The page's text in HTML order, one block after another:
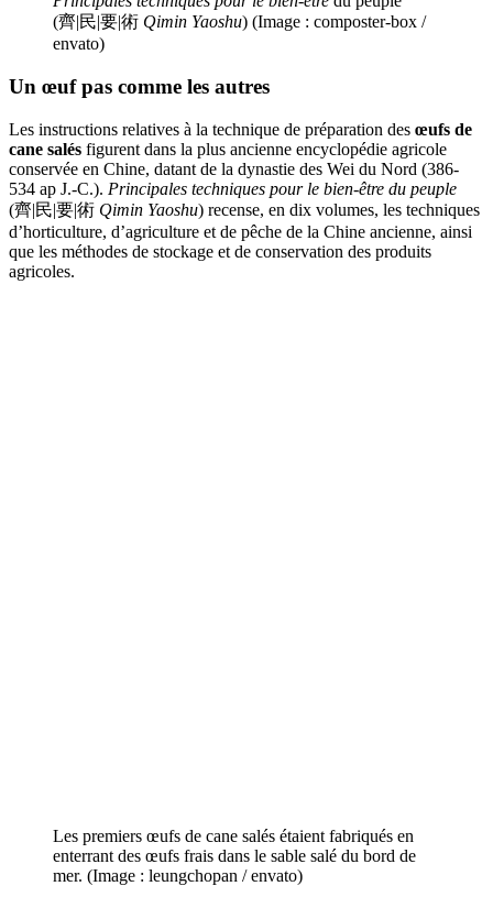
(齊|民|要|術 Qimin Yaoshu) (Image : composter-box /
envato)
Un œuf pas comme les autres
Les instructions relatives à la technique de préparation des œufs de
cane salés figurent dans la plus ancienne encyclopédie agricole
conservée en Chine, datant de la dynastie des Wei du Nord (386-
534 ap J.-C.). Principales techniques pour le bien-être du peuple
(齊|民|要|術 Qimin Yaoshu) recense, en dix volumes, les techniques
d’horticulture, d’agriculture et de pêche de la Chine ancienne, ainsi
que les méthodes de stockage et de conservation des produits
agricoles.
Les premiers œufs de cane salés étaient fabriqués en
enterrant des œufs frais dans le sable salé du bord de
mer. (Image : leungchopan / envato)